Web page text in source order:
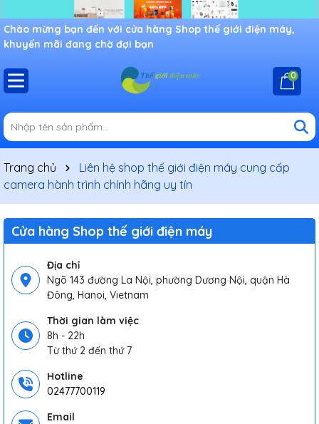
Chào mừng bạn đến với cửa hàng Shop thế giới điện máy,
khuyến mãi đang chờ đợi bạn
0
Trang chủ
Liên hệ shop thế giới điện máy cung cấp
camera hành trình chính hãng uy tín
Cửa hàng Shop thế giới điện máy
Địa chỉ
Ngõ 143 đường La Nội, phường Dương Nội, quận Hà
Đông, Hanoi, Vietnam
Thời gian làm việc
8h - 22h
Từ thứ 2 đến thứ 7
Hotline
02477700119
Email